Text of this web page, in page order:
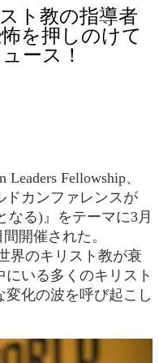
ト教の指導者
を押しのけて
ース！
Fellowship、
ドカンファレンスが
なる)』をテーマに3月
開催された。
界のキリスト教が衰
いる多くのキリスト
化の波を呼び起こし